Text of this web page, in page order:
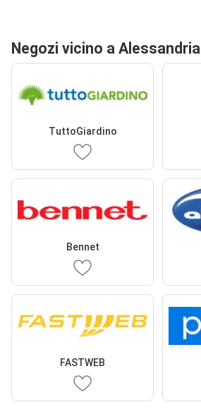
Negozi vicino a Alessandria
TuttoGiardino
Bennet
FASTWEB